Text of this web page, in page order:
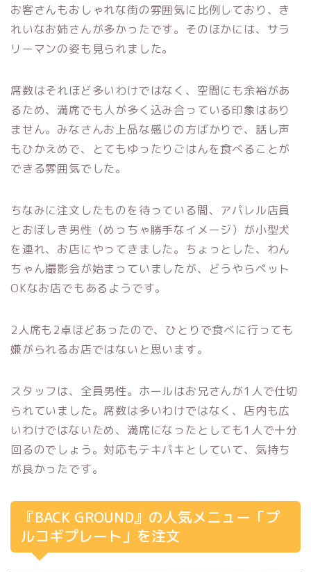
お客さんもおしゃれな街の雰囲気に比例しており、き
れいなお姉さんが多かったです。そのほかには、サラ
リーマンの姿も見られました。
席数はそれほど多いわけではなく、空間にも余裕があ
るため、満席でも人が多く込み合っている印象はあり
ません。みなさんお上品な感じの方ばかりで、話し声
もひかえめで、とてもゆったりごはんを食べることが
できる雰囲気でした。
ちなみに注文したものを待っている間、アパレル店員
とおぼしき男性（めっちゃ勝手なイメージ）が小型犬
を連れ、お店にやってきました。ちょっとした、わん
ちゃん撮影会が始まっていましたが、どうやらペット
OKなお店でもあるようです。
2人席も2卓ほどあったので、ひとりで食べに行っても
嫌がられるお店ではないと思います。
スタッフは、全員男性。ホールはお兄さんが1人で仕切
られていました。席数は多いわけではなく、店内も広
いわけではないため、満席になったとしても1人で十分
回るのでしょう。対応もテキパキとしていて、気持ち
が良かったです。
『BACK GROUND』の人気メニュー「プ
ルコギプレート」を注文